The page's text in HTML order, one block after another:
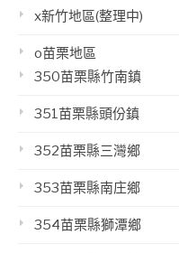
x新竹地區(整理中)
o苗栗地區
350苗栗縣竹南鎮
351苗栗縣頭份鎮
352苗栗縣三灣鄉
353苗栗縣南庄鄉
354苗栗縣獅潭鄉